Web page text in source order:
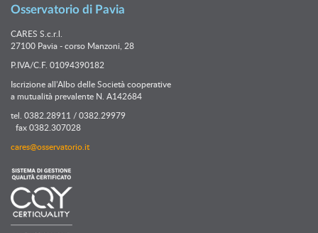
Osservatorio di Pavia
CARES S.c.r.l.
27100 Pavia - corso Manzoni, 28
P.IVA/C.F. 01094390182
Iscrizione all’Albo delle Società cooperative
a mutualità prevalente N. A142684
tel. 0382.28911 / 0382.29979
fax 0382.307028
cares@osservatorio.it